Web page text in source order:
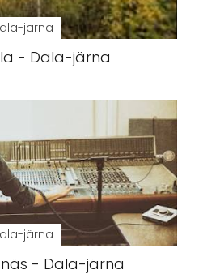
järna
- Dala-järna
järna
- Dala-järna